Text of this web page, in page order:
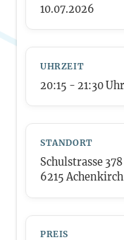
10.07.2026
UHRZEIT
20:15 - 21:30Uhr
STANDORT
Schulstrasse 378
6215 Achenkirch
PREIS